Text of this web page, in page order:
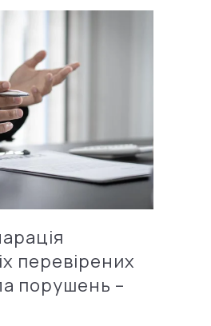
перевірених
порушень –